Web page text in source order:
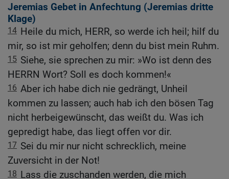
Jeremias Gebet in Anfechtung (Jeremias dritte
Klage)
14 Heile du mich, HERR, so werde ich heil; hilf du
mir, so ist mir geholfen; denn du bist mein Ruhm.
15 Siehe, sie sprechen zu mir: »Wo ist denn des
HERRN Wort? Soll es doch kommen!«
16 Aber ich habe dich nie gedrängt, Unheil
kommen zu lassen; auch hab ich den bösen Tag
nicht herbeigewünscht, das weißt du. Was ich
gepredigt habe, das liegt offen vor dir.
17 Sei du mir nur nicht schrecklich, meine
Zuversicht in der Not!
18 Lass die zuschanden werden, die mich